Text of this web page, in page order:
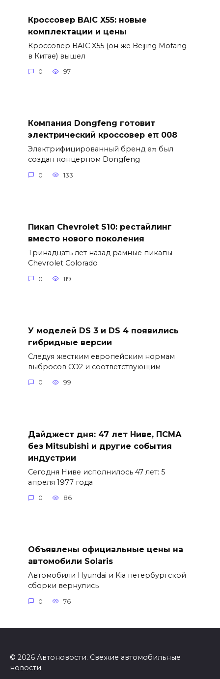
Кроссовер BAIC X55: новые
комплектации и цены
Кроссовер BAIC X55 (он же Beijing Mofang
в Китае) вышел
0 97
Компания Dongfeng готовит
электрический кроссовер eπ 008
Электрифицированный бренд eπ был
создан концерном Dongfeng
0 133
Пикап Chevrolet S10: рестайлинг
вместо нового поколения
Тринадцать лет назад рамные пикапы
Chevrolet Colorado
0 119
У моделей DS 3 и DS 4 появились
гибридные версии
Следуя жестким европейским нормам
выбросов CO2 и соответствующим
0 99
Дайджест дня: 47 лет Ниве, ПСМА
без Mitsubishi и другие события
индустрии
Сегодня Ниве исполнилось 47 лет: 5
апреля 1977 года
0 86
Объявлены официальные цены на
автомобили Solaris
Автомобили Hyundai и Kia петербургской
сборки вернулись
0 76
© 2026 Автоновости. Свежие автомобильные
новости